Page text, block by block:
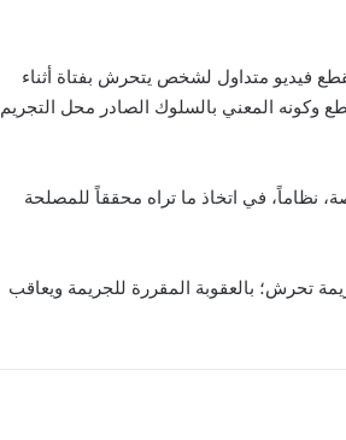
فيديو متداول لشخص يتحرش بفتاة أثناء
وكونه المعني بالسلوك الصادر محل التجريم
في اتخاذ ما تراه محققاً للمصلحة
تحرش؛ بالعقوبة المقررة للجريمة ويعاقب